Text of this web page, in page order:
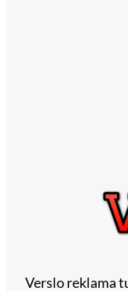
Verslo reklama